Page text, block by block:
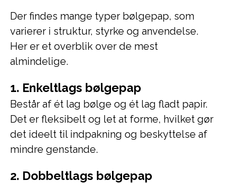
Der findes mange typer bølgepap, som
varierer i struktur, styrke og anvendelse.
Her er et overblik over de mest
almindelige.
1. Enkeltlags bølgepap
Består af ét lag bølge og ét lag fladt papir.
Det er fleksibelt og let at forme, hvilket gør
det ideelt til indpakning og beskyttelse af
mindre genstande.
2. Dobbeltlags bølgepap